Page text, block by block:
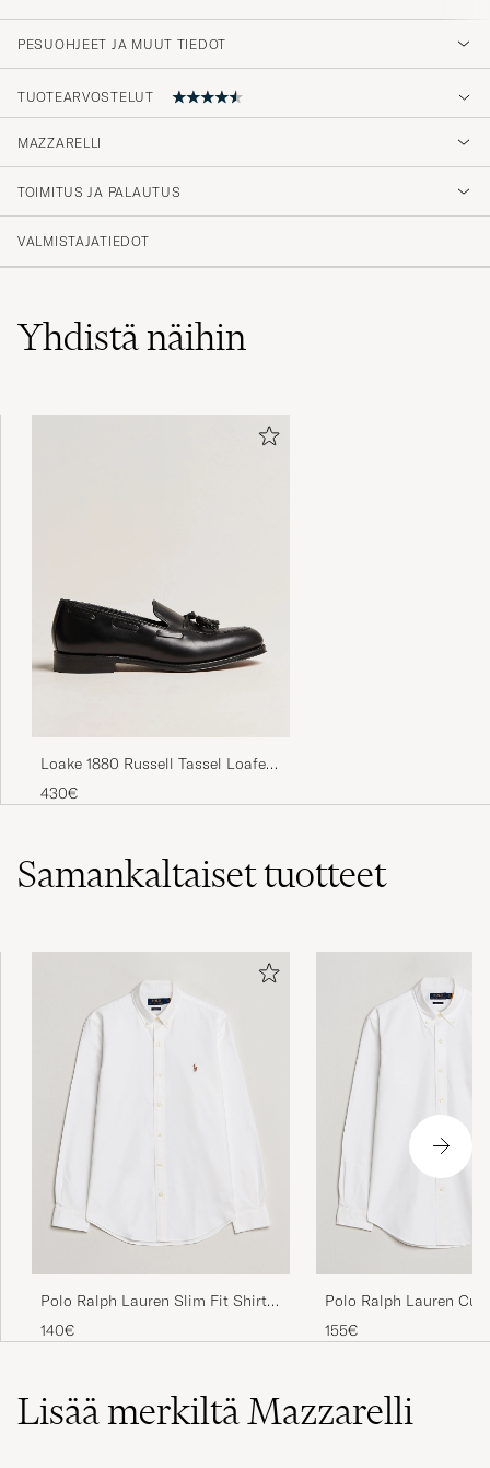
PESUOHJEET JA MUUT TIEDOT
TUOTEARVOSTELUT
Laatua kohtuuhinnalla.
KAJ O OSTETTU OSOITTEESSA CAREOFCARL.FI
ordning!
MATTIAS F
MAZZARELLI
TOIMITUS JA PALAUTUS
VALMISTAJATIEDOT
Yhdistä näihin
Loake 1880 Russell Tassel Loafer
Black Calf
430€
Samankaltaisettuotteet
Polo Ralph Lauren Slim Fit Shirt
Oxford White
140€
Polo Ralph Lauren
Oxford Shirt White
155€
Lisää merkiltä Mazzarelli